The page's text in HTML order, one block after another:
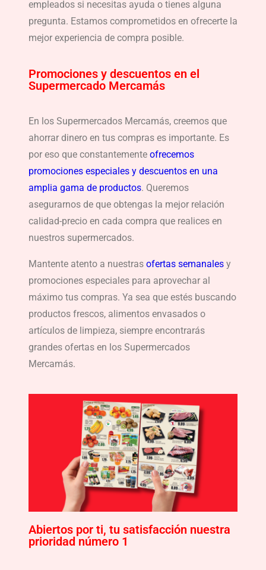
empleados si necesitas ayuda o tienes alguna
pregunta. Estamos comprometidos en ofrecerte la
mejor experiencia de compra posible.
Promociones y descuentos en el
Supermercado Mercamás
En los Supermercados Mercamás, creemos que
ahorrar dinero en tus compras es importante. Es
por eso que constantemente ofrecemos
promociones especiales y descuentos en una
amplia gama de productos. Queremos
asegurarnos de que obtengas la mejor relación
calidad-precio en cada compra que realices en
nuestros supermercados.
Mantente atento a nuestras ofertas semanales y
promociones especiales para aprovechar al
máximo tus compras. Ya sea que estés buscando
productos frescos, alimentos envasados o
artículos de limpieza, siempre encontrarás
grandes ofertas en los Supermercados
Mercamás.
Abiertos por ti, tu satisfacción nuestra
prioridad número 1